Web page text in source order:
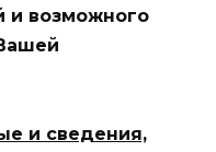
и возможного
и сведения,